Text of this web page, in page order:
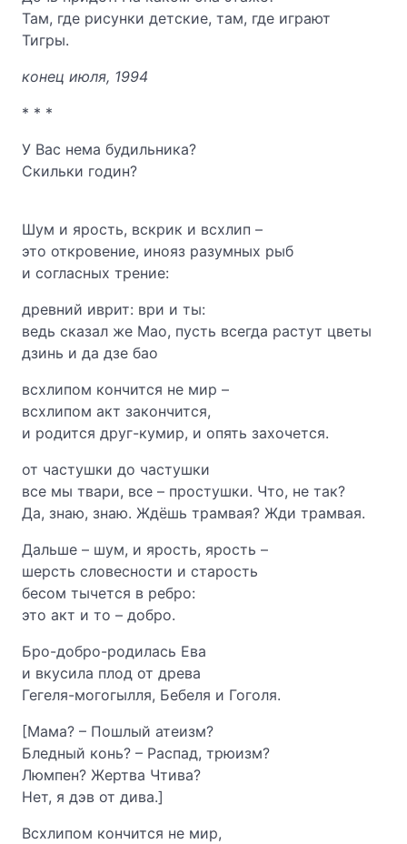
Там, где рисунки детские, там, где играют
Тигры.
конец июля, 1994
* * *
У Вас нема будильника?
Скильки годин?
Шум и ярость, вскрик и всхлип –
это откровение, инояз разумных рыб
и согласных трение:
древний иврит: ври и ты:
ведь сказал же Мао, пусть всегда растут цветы
дзинь и да дзе бао
всхлипом кончится не мир –
всхлипом акт закончится,
и родится друг-кумир, и опять захочется.
от частушки до частушки
все мы твари, все – простушки. Что, не так?
Да, знаю, знаю. Ждёшь трамвая? Жди трамвая.
Дальше – шум, и ярость, ярость –
шерсть словесности и старость
бесом тычется в ребро:
это акт и то – добро.
Бро-добро-родилась Ева
и вкусила плод от древа
Гегеля-могогылля, Бебеля и Гоголя.
[Мама? – Пошлый атеизм?
Бледный конь? – Распад, трюизм?
Люмпен? Жертва Чтива?
Нет, я дэв от дива.]
Всхлипом кончится не мир,